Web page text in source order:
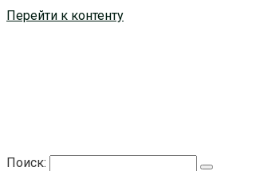
Перейти к контенту
Поиск: